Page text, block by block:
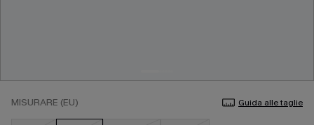
MISURARE (EU) Guida alle taglie